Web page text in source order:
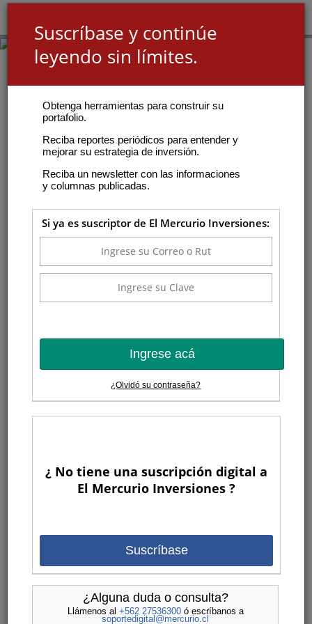
Suscríbase y continúe
leyendo sin límites.
Obtenga herramientas para construir su
portafolio.
Reciba reportes periódicos para entender y
mejorar su estrategia de inversión.
Reciba un newsletter con las informaciones
y columnas publicadas.
Si ya es suscriptor de El Mercurio Inversiones:
Ingrese acá
¿Olvidó su contraseña?
¿ No tiene una suscripción digital a
El Mercurio Inversiones ?
Suscríbase
¿Alguna duda o consulta?
Llámenos al +562 27536300ó escríbanos a
soportedigital@mercurio.cl